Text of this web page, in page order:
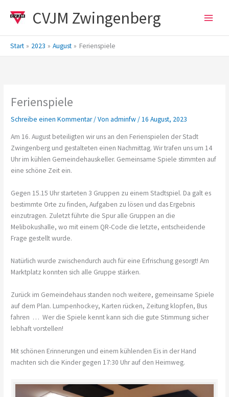
Inhalt
CVJM Zwingenberg
Start 2023 August Ferienspiele
Ferienspiele
Schreibe einen Kommentar/ Vonadminfw/16 August, 2023
Am 16. August beteiligten wir uns an den Ferienspielen der Stadt
Zwingenberg und gestalteten einen Nachmittag. Wir trafen uns um 14
Uhr im kühlen Gemeindehauskeller. Gemeinsame Spiele stimmten auf
eine schöne Zeit ein.
Gegen 15.15 Uhr starteten 3 Gruppen zu einem Stadtspiel. Da galt es
bestimmte Orte zu finden, Aufgaben zu lösen und das Ergebnis
einzutragen. Zuletzt führte die Spur alle Gruppen an die
Melibokushalle, wo mit einem QR-Code die letzte, entscheidende
Frage gestellt wurde.
Natürlich wurde zwischendurch auch für eine Erfrischung gesorgt! Am
Marktplatz konnten sich alle Gruppe stärken.
Zurück im Gemeindehaus standen noch weitere, gemeinsame Spiele
auf dem Plan. Lumpenhockey, Karten rücken, Zeitung klopfen, Bus
fahren … Wer die Spiele kennt kann sich die gute Stimmung sicher
lebhaft vorstellen!
Mit schönen Erinnerungen und einem kühlenden Eis in der Hand
machten sich die Kinder gegen 17:30 Uhr auf den Heimweg.